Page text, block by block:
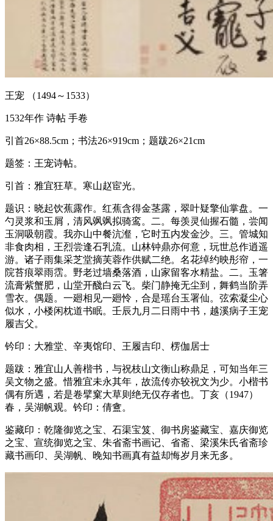
王宠 （1494～1533）
1532年作 诗帖 手卷
引首26×88.5cm；书法26×919cm；题跋26×21cm
题签：王宠诗帖。
引首：雅宜狂草。寒山赵宦光。
题识：晓起饮蕉露作。红蕉含得金茎露，翠叶疑擎仙掌盘。一
勺灵浆和玉屑，清风飒飒拟骑鸾。二。每羡灵仙握石髓，尝闻
玉洞吸朝霞。我亦山中餐沆瀣，它时五内发金沙。三。管城知
非食肉相，王烈尝逢石乳流。山林钟鼎亦何意，玩世总作逍遥
游。诸子雨集采芝堂摘芙蓉作供赋二绝。名花绰约映彤帘，一
院苔痕翠雨霑。野老过墙桑落酒，山家留客水精盐。二。玉箸
流膏紫蟹肥，山堂开醆白云飞。柴门静掩无尘到，舞鹤当阶弄
雪衣。偶题。一廻相见一廻怜，合是瑶台玉署仙。弦索凝尘心
似水，小楼闲枕道书眠。壬辰九月二日雨中书，越溪病子王宠
履吉父。
钤印：大雅堂、辛夷馆印、王履吉印、楞伽居士
题跋：雅宜山人善楷书，与祝枝山文衡山称鼎足，可知当年三
吴文物之盛。惜雅宜未永其年，故流传亦较祝文为少。小楷书
偶有所遇，若是卷擘窠大草则绝无仅存者也。丁亥（1947）
春，吴湖帆观。钤印：倩盦。
鉴藏印：乾隆御览之宝、石渠宝笈、御书房鉴藏宝、嘉庆御览
之宝、宣统御览之宝、朱省斋书画记、省斋、梁溪朱氏省斋珍
藏书画印、吴湖帆、晚知书画真有益却悔岁月来无多。